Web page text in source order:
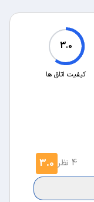
3.0
کیفیت اتاق ها
4 نظر 3.0